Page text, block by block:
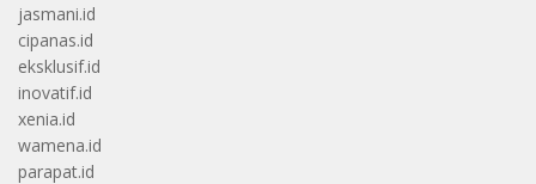
jasmani.id
cipanas.id
eksklusif.id
inovatif.id
xenia.id
wamena.id
parapat.id